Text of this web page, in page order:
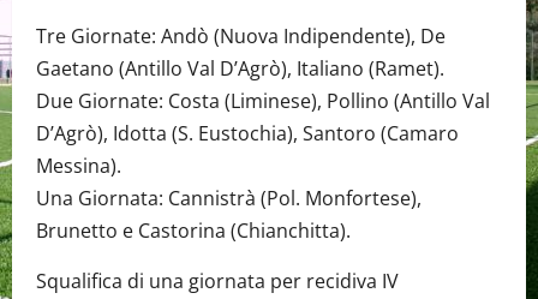
Tre Giornate: Andò (Nuova Indipendente), De
Gaetano (Antillo Val D’Agrò), Italiano (Ramet).
Due Giornate: Costa (Liminese), Pollino (Antillo Val
D’Agrò), Idotta (S. Eustochia), Santoro (Camaro
Messina).
Una Giornata: Cannistrà (Pol. Monfortese),
Brunetto e Castorina (Chianchitta).
Squalifica di una giornata per recidiva IV